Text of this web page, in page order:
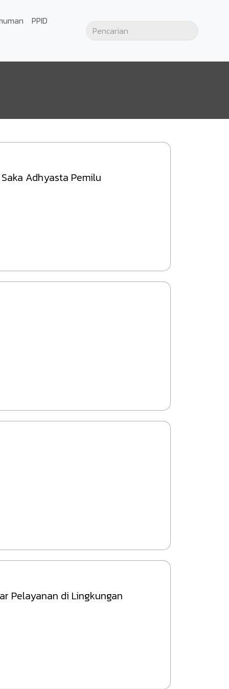
PPID
Adhyasta Pemilu
Pelayanan di Lingkungan